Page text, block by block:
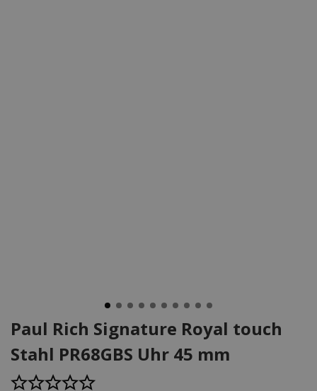
Paul Rich Signature Royal touch
Stahl PR68GBS Uhr 45 mm